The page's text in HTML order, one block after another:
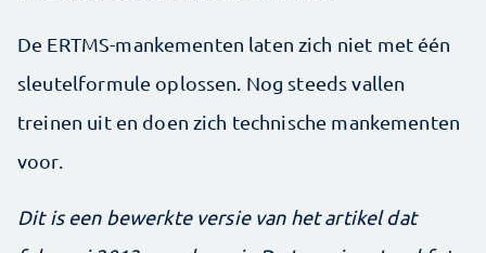
De ERTMS-mankementen laten zich niet met één
sleutelformule oplossen. Nog steeds vallen
treinen uit en doen zich technische mankementen
voor.
Dit is een bewerkte versie van het artikel dat